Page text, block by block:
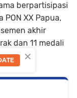
berpartisipasi
PON XX Papua,
akhir
dan 11 medali
×